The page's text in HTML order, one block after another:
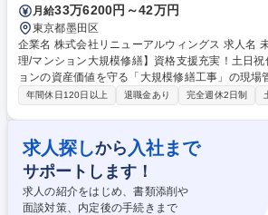
月給33万6200円～42万円
東京都墨田区
企業名 株式会社リニューアルウィングス 求人名 未経験歓迎【建築施工管
理/マンション大規模修繕】資格支援充実！土日祝休み 仕事の内容
ョンの資産価値を守る「大規模修繕工事」の現場
物の老朽化に伴う補修工事の計画から、協力会社
ュール作成、安全点検 ■現場ディレクション：協
事進捗確認・指示出し ■品質管理・検査：補修箇
ているかの目視確認 ■打ち合わせ：オーナー様や
ミーティング実施 ■事務・報告業務：事進捗に伴
や各種書類作成 ■変更範囲：当社の定める業務 募集職種 未経験歓迎【建
築施工管理/マンション大規模修繕】資格支援充実
年間休日120日以上 退職金あり 完全週休2日制
求人探しから 入社まで
サポートします！
求人の紹介をはじめ、書類添削や
面談対策、内定後の手続きまで